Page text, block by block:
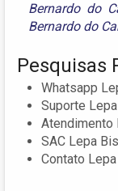
Bernardo do
Bernardo do
Pesquisas
Whatsapp
Suporte
Atendimento
SAC Lepa
Contato